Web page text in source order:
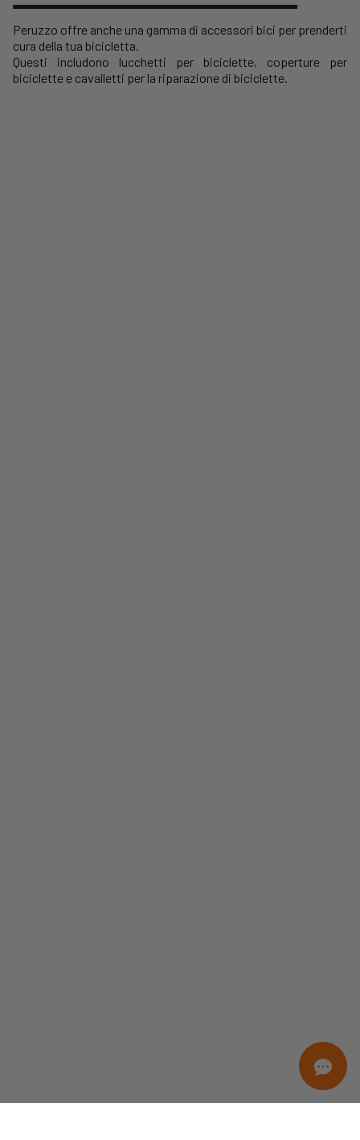
Peruzzo offre anche una gamma di accessori bici per prenderti
cura della tua bicicletta.
Questi includono lucchetti per biciclette, coperture per
biciclette e cavalletti per la riparazione di biciclette.